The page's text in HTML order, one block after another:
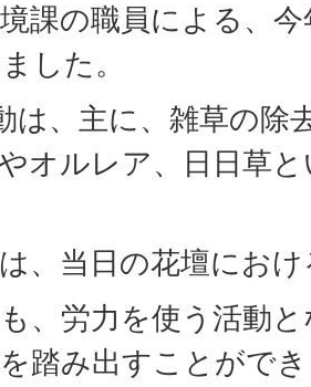
課の職員による、
した。
、主に、雑草の除
オルレア、日日草
、当日の花壇にお
、労力を使う活動
踏み出すことがで